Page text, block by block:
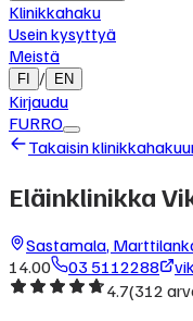
Klinikkahaku
Usein kysyttyä
Meistä
FI / EN
Kirjaudu
FURRO
Takaisin
Eläinklinikka
Sastamala,
14.00
03 5112288
4.7(312